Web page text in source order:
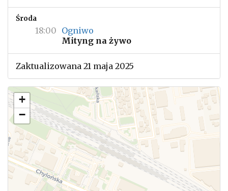
Środa
18:00 Ogniwo
Mityng na żywo
Zaktualizowana 21 maja 2025
+
−